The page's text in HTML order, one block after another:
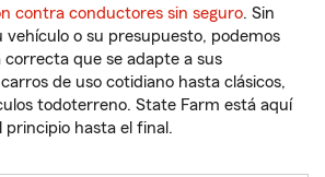
contra conductores sin seguro. Sin
vehículo o su presupuesto, podemos
que se adapte a sus
de uso cotidiano hasta clásicos,
todoterreno. State Farm está aquí
principio hasta el final.